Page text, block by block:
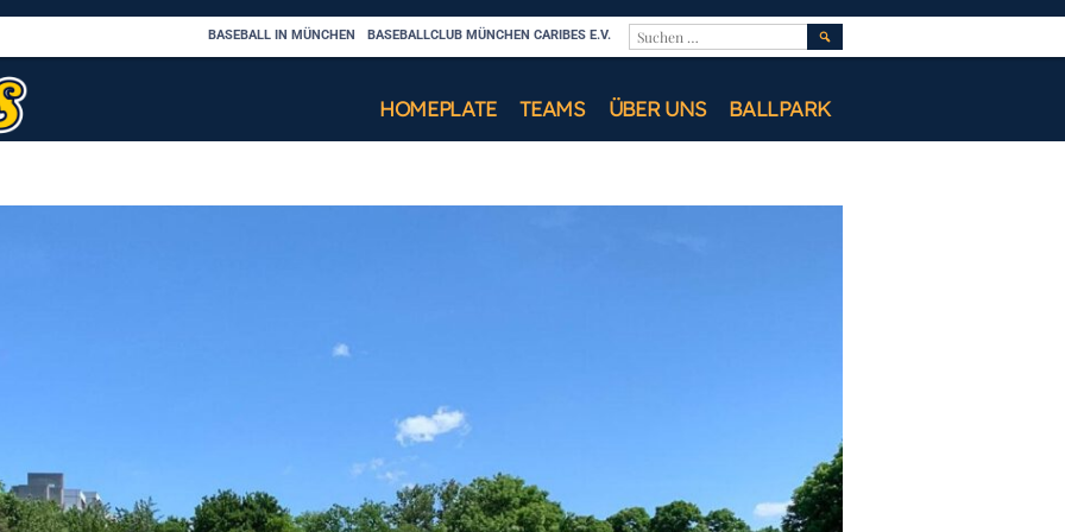
BASEBALL IN MÜNCHEN BASEBALLCLUB MÜNCHEN CARIBES E.V.
HOMEPLATE TEAMS ÜBER UNS BALLPARK
SUCHEN